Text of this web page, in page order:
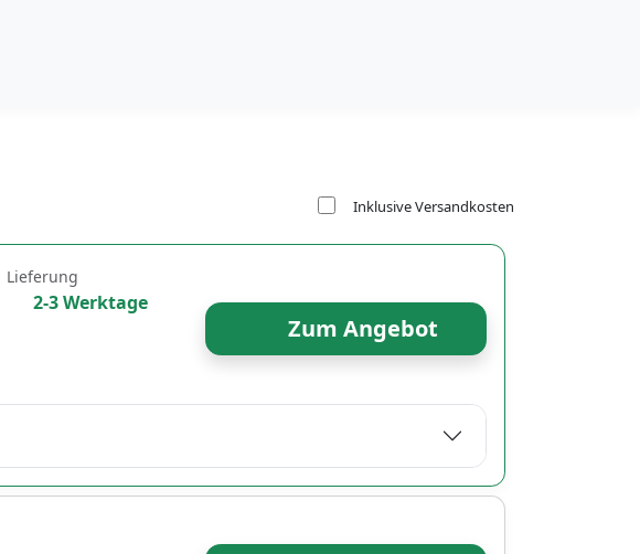
Inklusive Versandkosten
Lieferung
2-3 Werktage
Zum Angebot